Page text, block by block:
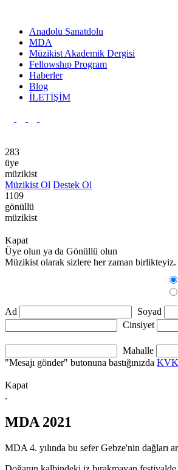
Anadolu Sanatdolu
MDA
Müzikist Akademik Dergisi
Fellowshıp Program
Haberler
Blog
İLETİŞİM
283
üye
müzikist
Müzikist Ol Destek Ol
1109
gönüllü
müzikist
Kapat
Üye olun ya da Gönüllü olun
Müzikist olarak sizlere her zaman birlikteyiz.
Ad
Soyad
Cinsiyet
Mahalle
"Mesajı gönder" butonuna bastığınızda
Kapat
.
MDA 2021
MDA 4. yılında bu sefer Gebze'nin dağları